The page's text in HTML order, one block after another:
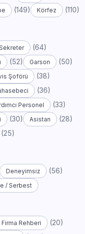
(149) Körfez (110)
(64)
(52) Garson (50)
Şoförü (38)
(36)
Personel (33)
(30) Asistan (28)
(25)
Deneyimsiz (56)
/ Serbest
Rehberi (20)